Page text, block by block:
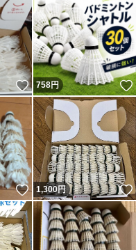
いいね！
758円
いいね！
1,300円